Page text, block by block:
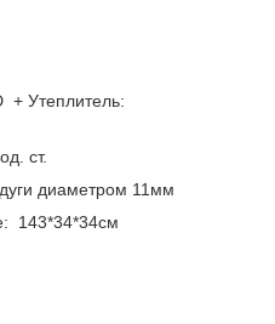
Утеплитель:
ст.
диаметром 11мм
143*34*34см